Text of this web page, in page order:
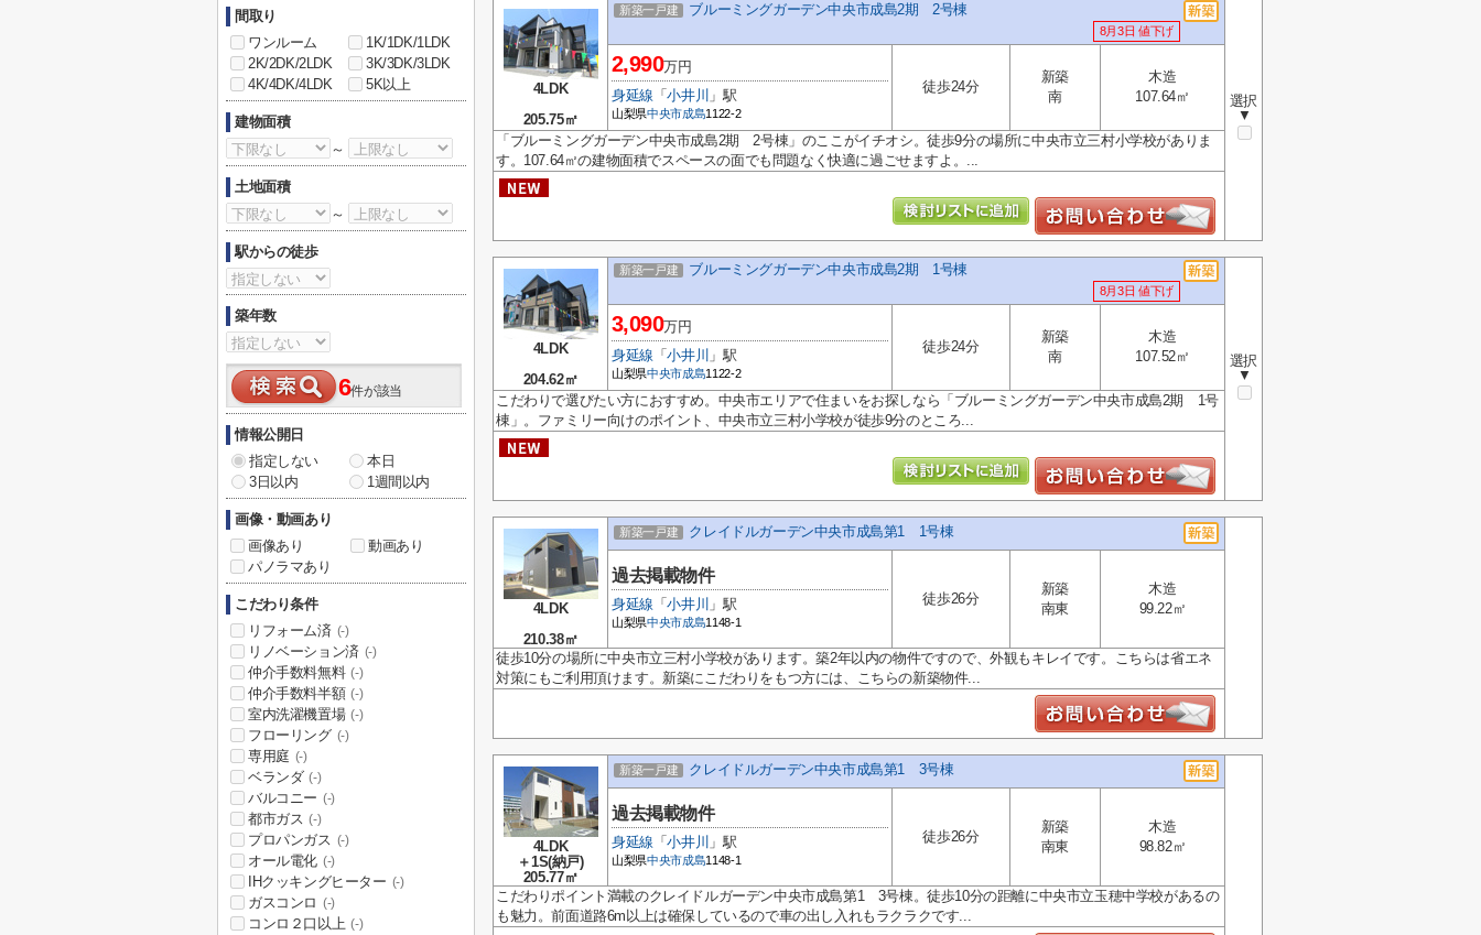
4LDK
205.75㎡
新築一戸建 ブルーミングガーデン中央市成島2期 2号棟
8月3日 値下げ
選択
▼
2,990万円
身延線 「小井川 」駅
山梨県中央市成島1122-2
徒歩24分
新築
南
木造
107.64㎡
「ブルーミングガーデン中央市成島2期 2号棟」のここがイチオシ。徒歩9分の場所に中央市立三村小学校がありま
す。107.64㎡の建物面積でスペースの面でも問題なく快適に過ごせますよ。...
4LDK
204.62㎡
新築一戸建 ブルーミングガーデン中央市成島2期 1号棟
8月3日 値下げ
選択
▼
3,090万円
身延線 「小井川 」駅
山梨県中央市成島1122-2
徒歩24分
新築
南
木造
107.52㎡
こだわりで選びたい方におすすめ。中央市エリアで住まいをお探しなら「ブルーミングガーデン中央市成島2期 1号
棟」。ファミリー向けのポイント、中央市立三村小学校が徒歩9分のところ...
4LDK
210.38㎡
新築一戸建 クレイドルガーデン中央市成島第1 1号棟
過去掲載物件
身延線 「小井川 」駅
山梨県中央市成島1148-1
徒歩26分
新築
南東
木造
99.22㎡
徒歩10分の場所に中央市立三村小学校があります。築2年以内の物件ですので、外観もキレイです。こちらは省エネ
対策にもご利用頂けます。新築にこだわりをもつ方には、こちらの新築物件...
4LDK
＋1S(納戸)
205.77㎡
新築一戸建 クレイドルガーデン中央市成島第1 3号棟
過去掲載物件
身延線 「小井川 」駅
山梨県中央市成島1148-1
徒歩26分
新築
南東
木造
98.82㎡
こだわりポイント満載のクレイドルガーデン中央市成島第1 3号棟。徒歩10分の距離に中央市立玉穂中学校があるの
も魅力。前面道路6m以上は確保しているので車の出し入れもラクラクです...
間取り
ワンルーム
1K/1DK/1LDK
2K/2DK/2LDK
3K/3DK/3LDK
4K/4DK/4LDK
5K以上
建物面積
～
土地面積
～
駅からの徒歩
築年数
6件が該当
情報公開日
指定しない
本日
3日以内
1週間以内
画像・動画あり
画像あり
動画あり
パノラマあり
こだわり条件
リフォーム済 (-)
リノベーション済 (-)
仲介手数料無料 (-)
仲介手数料半額 (-)
室内洗濯機置場 (-)
フローリング (-)
専用庭 (-)
ベランダ (-)
バルコニー (-)
都市ガス (-)
プロパンガス (-)
オール電化 (-)
IHクッキングヒーター (-)
ガスコンロ (-)
コンロ２口以上 (-)